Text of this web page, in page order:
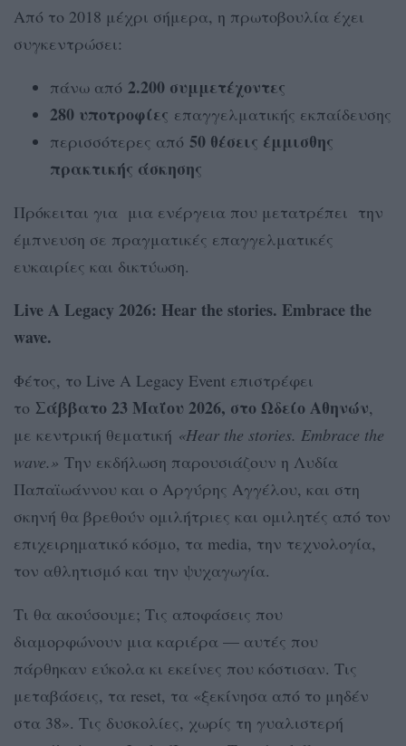
Από το 2018 μέχρι σήμερα, η πρωτοβουλία έχει
συγκεντρώσει:
πάνω από 2.200 συμμετέχοντες
280 υποτροφίες επαγγελματικής εκπαίδευσης
περισσότερες από 50 θέσεις έμμισθης
πρακτικής άσκησης
Πρόκειται για μια ενέργεια που μετατρέπει την
έμπνευση σε πραγματικές επαγγελματικές
ευκαιρίες και δικτύωση.
Live A Legacy 2026: Hear the stories. Embrace the
wave.
Φέτος, το Live A Legacy Event επιστρέφει
το Σάββατο 23 Μαΐου 2026, στο Ωδείο Αθηνών,
με κεντρική θεματική «Hear the stories. Embrace the
wave.» Την εκδήλωση παρουσιάζουν η Λυδία
Παπαϊωάννου και ο Αργύρης Αγγέλου, και στη
σκηνή θα βρεθούν ομιλήτριες και ομιλητές από τον
επιχειρηματικό κόσμο, τα media, την τεχνολογία,
τον αθλητισμό και την ψυχαγωγία.
Τι θα ακούσουμε; Τις αποφάσεις που
διαμορφώνουν μια καριέρα — αυτές που
πάρθηκαν εύκολα κι εκείνες που κόστισαν. Τις
μεταβάσεις, τα reset, τα «ξεκίνησα από το μηδέν
στα 38». Τις δυσκολίες, χωρίς τη γυαλιστερή